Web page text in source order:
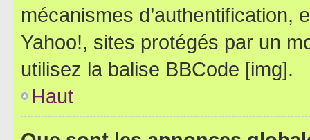
mécanismes d’authentification,
Yahoo!, sites protégés par un
utilisez la balise BBCode [img].
Haut